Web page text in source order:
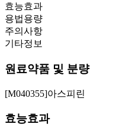
효능효과
용법용량
주의사항
기타정보
원료약품 및 분량
[M040355]아스피린
효능효과